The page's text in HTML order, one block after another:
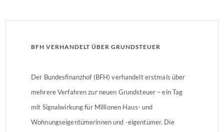
BFH VERHANDELT ÜBER GRUNDSTEUER
Der Bundesfinanzhof (BFH) verhandelt erstmals über
mehrere Verfahren zur neuen Grundsteuer – ein Tag
mit Signalwirkung für Millionen Haus- und
Wohnungseigentümerinnen und -eigentümer. Die